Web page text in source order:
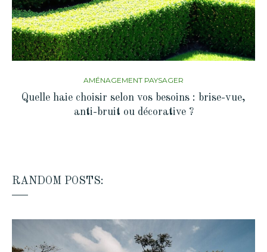
AMÉNAGEMENT PAYSAGER
Quelle haie choisir selon vos besoins : brise-vue,
anti-bruit ou décorative ?
RANDOM POSTS: